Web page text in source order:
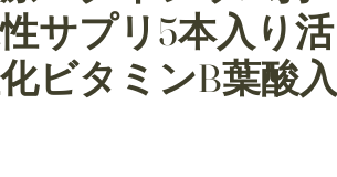
サプリ5本入り活
ビタミンB葉酸入